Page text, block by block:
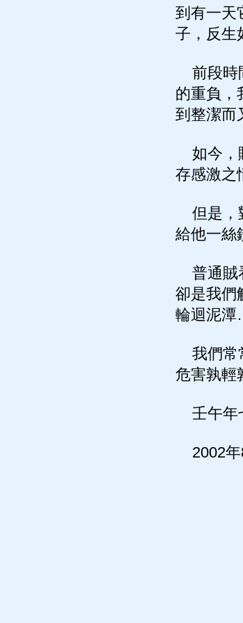
到有一天
子，反生
前段時
的重負，
到整潔而
如今，
存感激之
但是，
給他一絲
普通賊
卻是我們
輪迴泥潭
我們常
危害孰輕
壬午年
2002年